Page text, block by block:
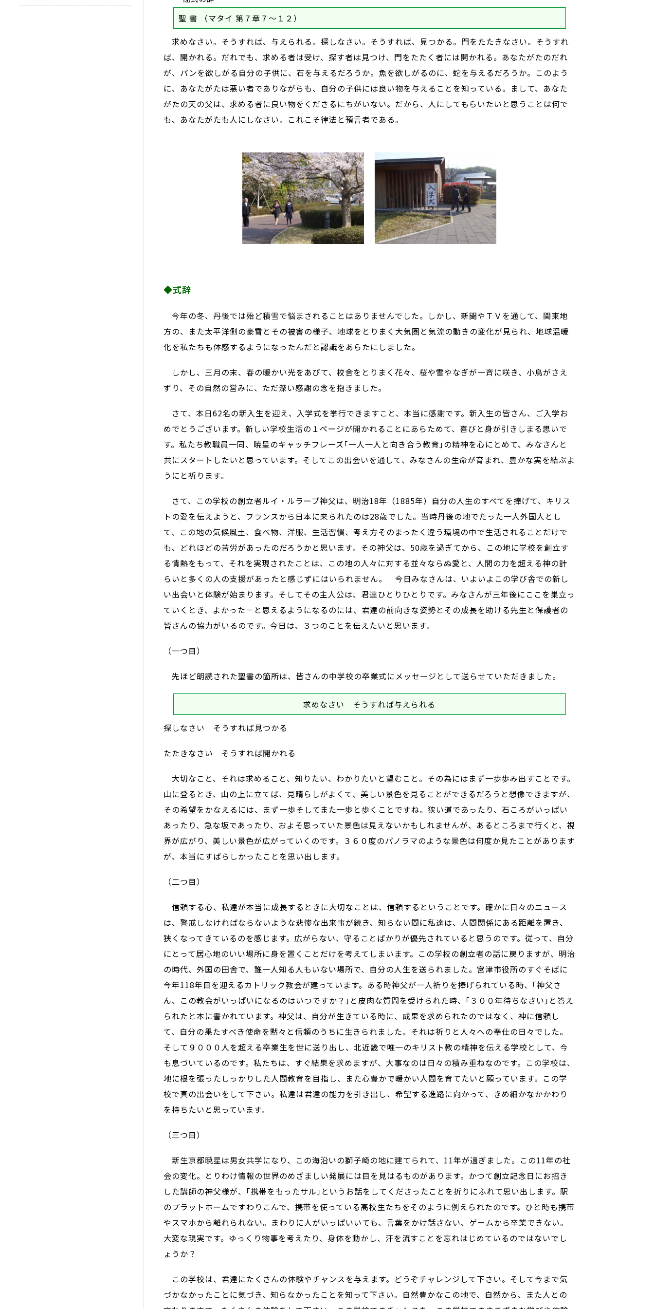
聖 書 （マタイ 第７章７～１２）
求めなさい。そうすれば、与えられる。探しなさい。そうすれば、見つかる。門をたたきなさい。そうすれ
ば、開かれる。だれでも、求める者は受け、探す者は見つけ、門をたたく者には開かれる。あなたがたのだれ
が、パンを欲しがる自分の子供に、石を与えるだろうか。魚を欲しがるのに、蛇を与えるだろうか。このよう
に、あなたがたは悪い者でありながらも、自分の子供には良い物を与えることを知っている。まして、あなた
がたの天の父は、求める者に良い物をくださるにちがいない。だから、人にしてもらいたいと思うことは何で
も、あなたがたも人にしなさい。これこそ律法と預言者である。
◆式辞
今年の冬、丹後では殆ど積雪で悩まされることはありませんでした。しかし、新聞やＴＶを通して、関東地
方の、また太平洋側の豪雪とその被害の様子、地球をとりまく大気圏と気流の動きの変化が見られ、地球温暖
化を私たちも体感するようになったんだと認識をあらたにしました。
しかし、三月の末、春の暖かい光をあびて、校舎をとりまく花々、桜や雪やなぎが一斉に咲き、小鳥がさえ
ずり、その自然の営みに、ただ深い感謝の念を抱きました。
さて、本日62名の新入生を迎え、入学式を挙行できますこと、本当に感謝です。新入生の皆さん、ご入学お
めでとうございます。新しい学校生活の１ページが開かれることにあらためて、喜びと身が引きしまる思いで
す。私たち教職員一同、暁星のキャッチフレーズ｢一人一人と向き合う教育｣の精神を心にとめて、みなさんと
共にスタートしたいと思っています。そしてこの出会いを通して、みなさんの生命が育まれ、豊かな実を結ぶよ
うにと祈ります。
さて、この学校の創立者ルイ・ルラーブ神父は、明治18年（1885年）自分の人生のすべてを捧げて、キリス
トの愛を伝えようと、フランスから日本に来られたのは28歳でした。当時丹後の地でたった一人外国人とし
て、この地の気候風土、食べ物、洋服、生活習慣、考え方そのまったく違う環境の中で生活されることだけで
も、どれほどの苦労があったのだろうかと思います。その神父は、50歳を過ぎてから、この地に学校を創立す
る情熱をもって、それを実現されたことは、この地の人々に対する並々ならぬ愛と、人間の力を超える神の計
らいと多くの人の支援があったと感じずにはいられません。 今日みなさんは、いよいよこの学び舎での新し
い出会いと体験が始まります。そしてその主人公は、君達ひとりひとりです。みなさんが三年後にここを巣立っ
ていくとき、よかった－と思えるようになるのには、君達の前向きな姿勢とその成長を助ける先生と保護者の
皆さんの協力がいるのです。今日は、３つのことを伝えたいと思います。
（一つ目）
先ほど朗読された聖書の箇所は、皆さんの中学校の卒業式にメッセージとして送らせていただきました。
求めなさい そうすれば与えられる
探しなさい そうすれば見つかる
たたきなさい そうすれば開かれる
大切なこと、それは求めること、知りたい、わかりたいと望むこと。その為にはまず一歩歩み出すことです。
山に登るとき、山の上に立てば、見晴らしがよくて、美しい景色を見ることができるだろうと想像できますが、
その希望をかなえるには、まず一歩そしてまた一歩と歩くことですね。狭い道であったり、石ころがいっぱい
あったり、急な坂であったり、およそ思っていた景色は見えないかもしれませんが、あるところまで行くと、視
界が広がり、美しい景色が広がっていくのです。３６０度のパノラマのような景色は何度か見たことがあります
が、本当にすばらしかったことを思い出します。
（二つ目）
信頼する心、私達が本当に成長するときに大切なことは、信頼するということです。確かに日々のニュース
は、警戒しなければならないような悲惨な出来事が続き、知らない間に私達は、人間関係にある距離を置き、
狭くなってきているのを感じます。広がらない、守ることばかりが優先されていると思うのです。従って、自分
にとって居心地のいい場所に身を置くことだけを考えてしまいます。この学校の創立者の話に戻りますが、明治
の時代、外国の田舎で、誰一人知る人もいない場所で、自分の人生を送られました。宮津市役所のすぐそばに
今年118年目を迎えるカトリック教会が建っています。ある時神父が一人祈りを捧げられている時、｢神父さ
ん、この教会がいっぱいになるのはいつですか？｣と皮肉な質問を受けられた時、｢３００年待ちなさい｣と答え
られたと本に書かれています。神父は、自分が生きている時に、成果を求められたのではなく、神に信頼し
て、自分の果たすべき使命を黙々と信頼のうちに生きられました。それは祈りと人々への奉仕の日々でした。
そして９０００人を超える卒業生を世に送り出し、北近畿で唯一のキリスト教の精神を伝える学校として、今
も息づいているのです。私たちは、すぐ結果を求めますが、大事なのは日々の積み重ねなのです。この学校は、
地に根を張ったしっかりした人間教育を目指し、また心豊かで暖かい人間を育てたいと願っています。この学
校で真の出会いをして下さい。私達は君達の能力を引き出し、希望する進路に向かって、きめ細かなかかわり
を持ちたいと思っています。
（三つ目）
新生京都暁星は男女共学になり、この海沿いの獅子崎の地に建てられて、11年が過ぎました。この11年の社
会の変化。とりわけ情報の世界のめざましい発展には目を見はるものがあります。かつて創立記念日にお招き
した講師の神父様が、｢携帯をもったサル｣というお話をしてくださったことを折りにふれて思い出します。駅
のプラットホームですわりこんで、携帯を使っている高校生たちをそのように例えられたのです。ひと時も携帯
やスマホから離れられない。まわりに人がいっぱいいても、言葉をかけ話さない、ゲームから卒業できない。
大変な現実です。ゆっくり物事を考えたり、身体を動かし、汗を流すことを忘れはじめているのではないでし
ょうか？
この学校は、君達にたくさんの体験やチャンスを与えます。どうぞチャレンジして下さい。そして今まで気
づかなかったことに気づき、知らなかったことを知って下さい。自然豊かなこの地で、自然から、また人との